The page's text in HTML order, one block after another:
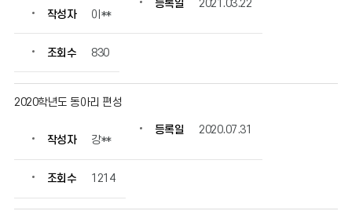
성
자,
등
작성자 이**
등록일 2021.03.22
조회수 830
2020학년도 동아리 편성
작성자 강**
등록일 2020.07.31
조회수 1214